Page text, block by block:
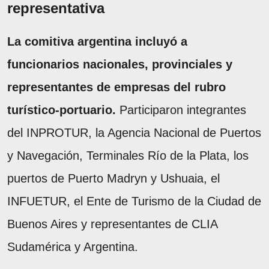
representativa
La comitiva argentina incluyó a
funcionarios nacionales, provinciales y
representantes de empresas del rubro
turístico-portuario. Participaron integrantes
del INPROTUR, la Agencia Nacional de Puertos
y Navegación, Terminales Río de la Plata, los
puertos de Puerto Madryn y Ushuaia, el
INFUETUR, el Ente de Turismo de la Ciudad de
Buenos Aires y representantes de CLIA
Sudamérica y Argentina.